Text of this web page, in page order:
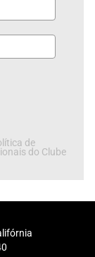
de
do Clube